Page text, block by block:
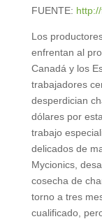
FUENTE:
Los
enfrentan al
Canadá y los
trabajadores
desperdician
dólares por
trabajo
delicados de
Mycionics,
cosecha de
torno a tres
cualificado,